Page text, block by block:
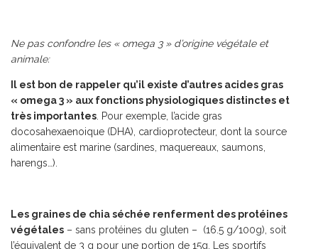
Ne pas confondre les « omega 3 » d’origine végétale et
animale:
Il est bon de rappeler qu’il existe d’autres acides gras
« omega 3 » aux fonctions physiologiques distinctes et
très importantes . Pour exemple, l’acide gras
docosahexaenoique (DHA), cardioprotecteur, dont la source
alimentaire est marine (sardines, maquereaux, saumons,
harengs…).
Les graines de chia séchée renferment des protéines
végétales – sans protéines du gluten – (16.5 g/100g), soit
l’équivalent de 3 g pour une portion de 15g. Les sportifs